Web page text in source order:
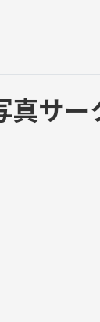
真サー